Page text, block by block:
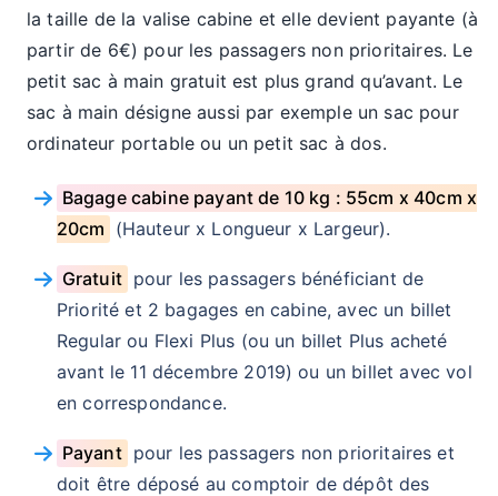
la taille de la valise cabine et elle devient payante (à
partir de 6€) pour les passagers non prioritaires. Le
petit sac à main gratuit est plus grand qu’avant. Le
sac à main désigne aussi par exemple un sac pour
ordinateur portable ou un petit sac à dos.
Bagage cabine payant de 10 kg : 55cm x 40cm x
20cm (Hauteur x Longueur x Largeur).
Gratuit pour les passagers bénéficiant de
Priorité et 2 bagages en cabine, avec un billet
Regular ou Flexi Plus (ou un billet Plus acheté
avant le 11 décembre 2019) ou un billet avec vol
en correspondance.
Payant pour les passagers non prioritaires et
doit être déposé au comptoir de dépôt des